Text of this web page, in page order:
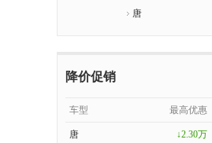
唐
降价促销
车型 最高优惠
唐 ↓2.30万